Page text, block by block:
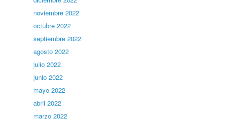
noviembre 2022
octubre 2022
septiembre 2022
agosto 2022
julio 2022
junio 2022
mayo 2022
abril 2022
marzo 2022